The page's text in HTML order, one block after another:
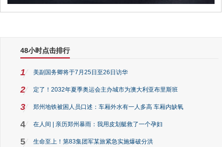
48小时点击排行
1 美副国务卿将于7月25日至26日访华
2 定了！2032年夏季奥运会主办城市为澳大利亚布里斯班
3 郑州地铁被困人员口述：车厢外水有一人多高 车厢内缺氧
4 在人间 | 亲历郑州暴雨：我用皮划艇救了一个孕妇
5 生命至上！第83集团军某旅紧急实施爆破分洪